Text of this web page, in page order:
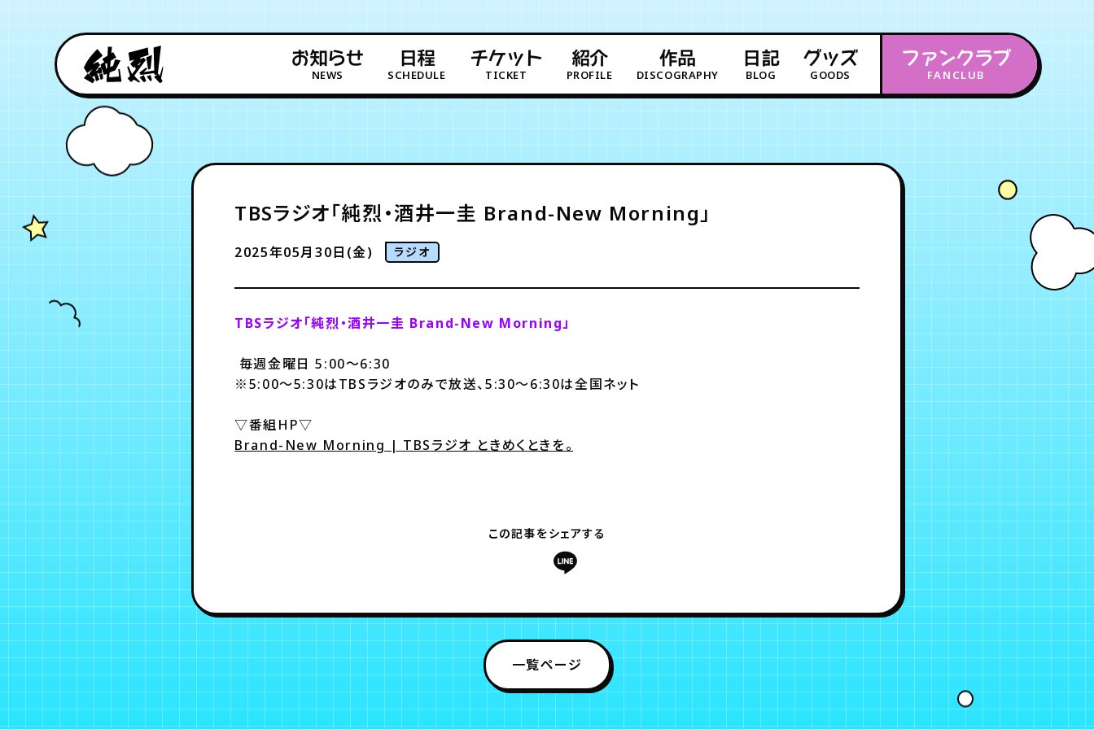
お知らせ
NEWS
日程
SCHEDULE
チケット
TICKET
紹介
PROFILE
作品
DISCOGRAPHY
日記
BLOG
グッズ
GOODS
ファンクラブ
FANCLUB
ログイン
FC NEWS MOVIE
TBSラジオ「純烈・酒井一圭 Brand-New Morning」
2025年05月30日(金) ラジオ
TBSラジオ「純烈・酒井一圭 Brand-New Morning」
毎週金曜日 5:00～6:30
※5:00～5:30はTBSラジオのみで放送、5:30～6:30は全国ネット
▽番組HP▽
Brand-New Morning | TBSラジオ ときめくときを。
この記事をシェアする
一覧ページ